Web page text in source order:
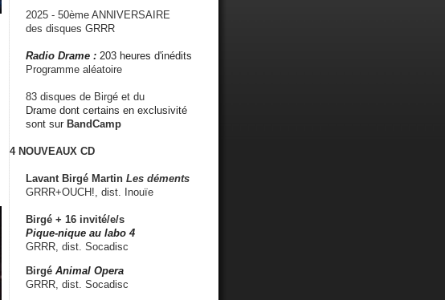
2025 - 50ème ANNIVERSAIRE
des disques GRRR
Radio Drame : 203 heures d'inédits
Programme aléatoire
83 disques de Birgé et du
Drame dont certains en exclusivité
sont sur BandCamp
4 NOUVEAUX CD
Lavant Birgé Martin Les déments
GRRR+OUCH!, dist. Inouïe
Birgé + 16 invité/e/s
Pique-nique au labo 4
GRRR, dist. Socadisc
Birgé Animal Opera
GRRR, dist. Socadisc